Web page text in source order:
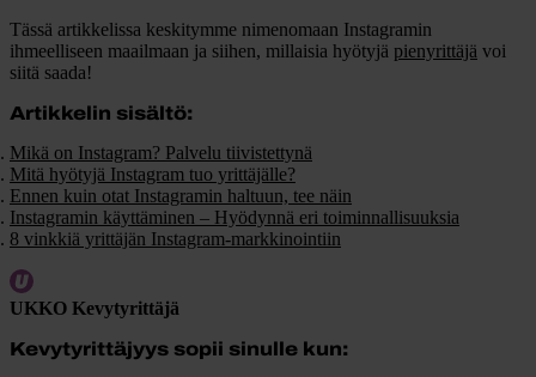
Tässä artikkelissa keskitymme nimenomaan Instagramin
ihmeelliseen maailmaan ja siihen, millaisia hyötyjä pienyrittäjä voi
siitä saada!
Artikkelin sisältö:
Mikä on Instagram? Palvelu tiivistettynä
Mitä hyötyjä Instagram tuo yrittäjälle?
Ennen kuin otat Instagramin haltuun, tee näin
Instagramin käyttäminen – Hyödynnä eri toiminnallisuuksia
8 vinkkiä yrittäjän Instagram-markkinointiin
UKKO Kevytyrittäjä
Kevytyrittäjyys sopii sinulle kun: